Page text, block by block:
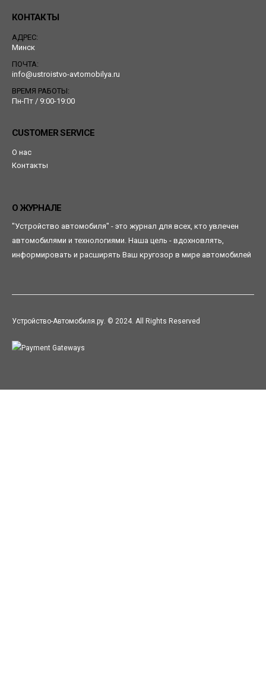
КОНТАКТЫ
АДРЕС:
Минск
ПОЧТА:
info@ustroistvo-avtomobilya.ru
ВРЕМЯ РАБОТЫ:
Пн-Пт / 9:00-19:00
CUSTOMER SERVICE
О нас
Контакты
О ЖУРНАЛЕ
"Устройство автомобиля" - это журнал для всех, кто увлечен
автомобилями и технологиями. Наша цель - вдохновлять,
информировать и расширять Ваш кругозор в мире автомобилей
Устройство-Автомобиля.ру. © 2024. All Rights Reserved